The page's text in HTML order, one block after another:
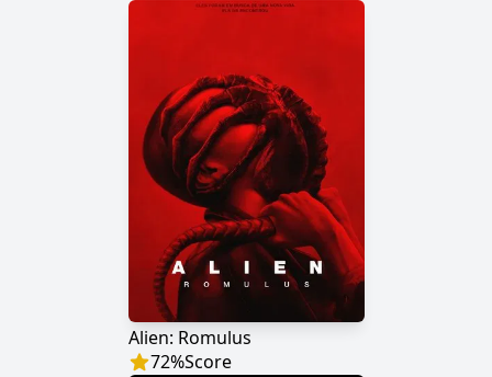
Alien: Romulus
72%Score